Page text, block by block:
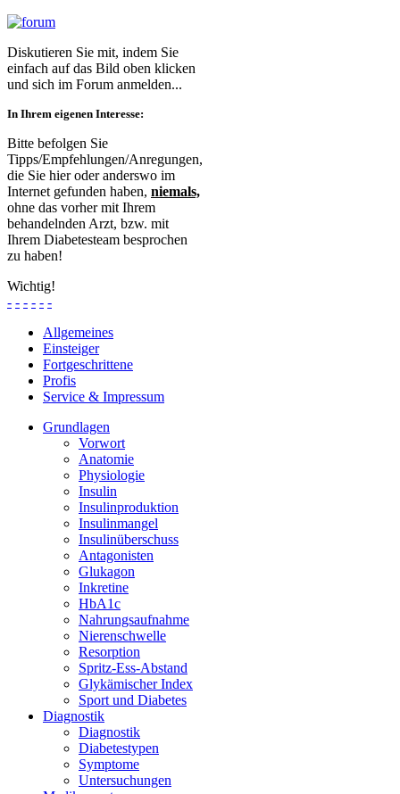
Diskutieren Sie mit, indem Sie
einfach auf das Bild oben klicken
und sich im Forum anmelden...
In Ihrem eigenen Interesse:
Bitte befolgen Sie
Tipps/Empfehlungen/Anregungen,
die Sie hier oder anderswo im
Internet gefunden haben, niemals,
ohne das vorher mit Ihrem
behandelnden Arzt, bzw. mit
Ihrem Diabetesteam besprochen
zu haben!
Wichtig!
- - - - - -
Allgemeines
Einsteiger
Fortgeschrittene
Profis
Service & Impressum
Grundlagen
Vorwort
Anatomie
Physiologie
Insulin
Insulinproduktion
Insulinmangel
Insulinüberschuss
Antagonisten
Glukagon
Inkretine
HbA1c
Nahrungsaufnahme
Nierenschwelle
Resorption
Spritz-Ess-Abstand
Glykämischer Index
Sport und Diabetes
Diagnostik
Diagnostik
Diabetestypen
Symptome
Untersuchungen